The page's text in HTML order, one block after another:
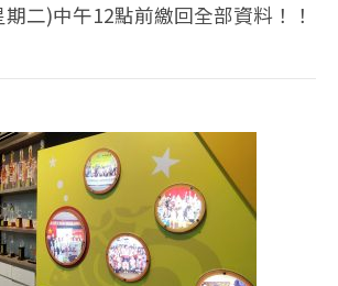
二)中午12點前繳回全部資料！！